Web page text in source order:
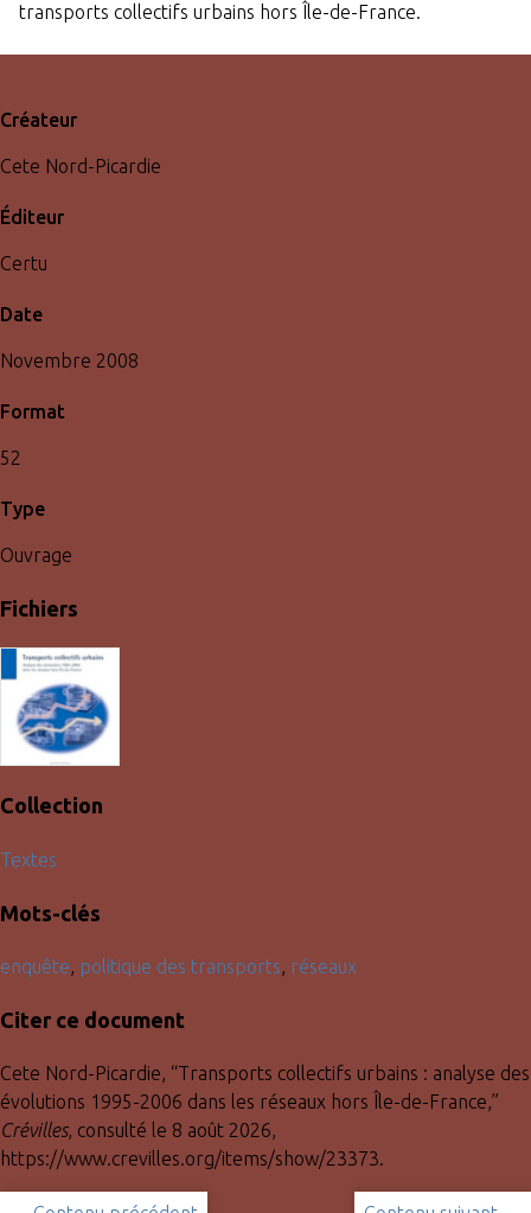
transports collectifs urbains hors Île-de-France.
Créateur
Cete Nord-Picardie
Éditeur
Certu
Date
Novembre 2008
Format
52
Type
Ouvrage
Fichiers
Collection
Textes
Mots-clés
enquête, politique des transports, réseaux
Citer ce document
Cete Nord-Picardie, “Transports collectifs urbains : analyse des
évolutions 1995-2006 dans les réseaux hors Île-de-France,”
Crévilles, consulté le 8 août 2026,
https://www.crevilles.org/items/show/23373.